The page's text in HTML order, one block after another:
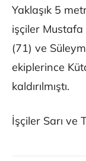
Yaklaşık 5
işçiler
(71) ve
ekiplerince
kaldırılmıştı.
İşçiler Sarı ve